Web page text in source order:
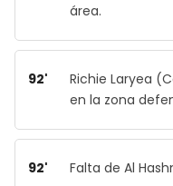
área.
92'
Richie Laryea
en la zona
92' Falta de Al